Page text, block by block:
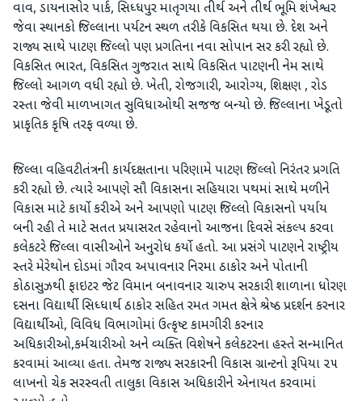
વાવ, ડાયનાસોર પાર્ક, સિધ્ધપુર માતૃગયા તીર્થ અને તીર્થ ભૂમિ શંખેશ્વર
જેવા સ્થાનકો જિલ્લાના પર્યટન સ્થળ તરીકે વિકસિત થયા છે. દેશ અને
રાજ્ય સાથે પાટણ જિલ્લો પણ પ્રગતિના નવા સોપાન સર કરી રહ્યો છે.
વિકસિત ભારત, વિકસિત ગુજરાત સાથે વિકસિત પાટણની નેમ સાથે
જિલ્લો આગળ વધી રહ્યો છે. ખેતી, રોજગારી, આરોગ્ય, શિક્ષણ , રોડ
રસ્તા જેવી માળખાગત સુવિધાઓથી સજજ બન્યો છે. જિલ્લાના ખેડૂતો
પ્રાકૃતિક કૃષિ તરફ વળ્યા છે.
જિલ્લા વહિવટીતંત્રની કાર્યદક્ષતાના પરિણામે પાટણ જિલ્લો નિરંતર પ્રગતિ
કરી રહ્યો છે. ત્યારે આપણે સૌ વિકાસના સહિયારા પથમાં સાથે મળીને
વિકાસ માટે કાર્યો કરીએ અને આપણો પાટણ જિલ્લો વિકાસનો પર્યાય
બની રહી તે માટે સતત પ્રયાસરત રહેવાનો આજના દિવસે સંકલ્પ કરવા
કલેકટરે જિલ્લા વાસીઓને અનુરોધ કર્યો હતો. આ પ્રસંગે પાટણને રાષ્ટ્રીય
સ્તરે મેરેથોન દોડમાં ગૌરવ અપાવનાર નિરમા ઠાકોર અને પોતાની
કોઠાસુઝથી ફાઇટર જેટ વિમાન બનાવનાર ચારુપ સરકારી શાળાના ધોરણ
દસના વિદ્યાર્થી સિધ્ધાર્થ ઠાકોર સહિત રમત ગમત ક્ષેત્રે શ્રેષ્ઠ પ્રદર્શન કરનાર
વિદ્યાર્થીઓ, વિવિધ વિભાગોમાં ઉત્કૃષ્ટ કામગીરી કરનાર
અધિકારીઓ,કર્મચારીઓ અને વ્યક્તિ વિશેષને કલેકટરના હસ્તે સન્માનિત
કરવામાં આવ્યા હતા. તેમજ રાજ્ય સરકારની વિકાસ ગ્રાન્ટનો રૂપિયા ૨૫
લાખનો ચેક સરસ્વતી તાલુકા વિકાસ અધિકારીને એનાયત કરવામાં